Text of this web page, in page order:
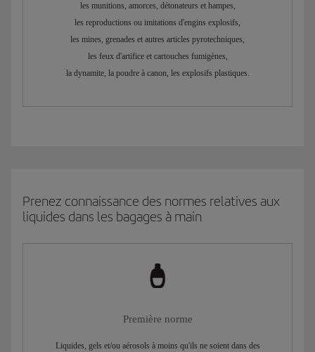
les munitions, amorces, détonateurs et hampes,
les reproductions ou imitations d'engins explosifs,
les mines, grenades et autres articles pyrotechniques,
les feux d'artifice et cartouches fumigènes,
la dynamite, la poudre à canon, les explosifs plastiques.
Prenez connaissance des normes relatives aux
liquides dans les bagages à main
Première norme
Liquides, gels et/ou aérosols à moins qu'ils ne soient dans des